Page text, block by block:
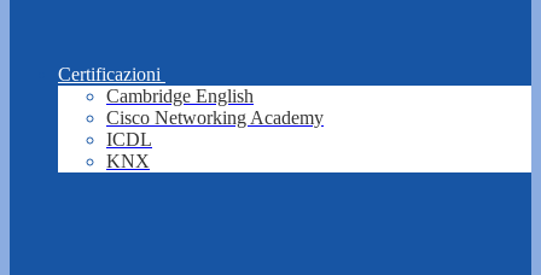
Certificazioni
Cambridge English
Cisco Networking Academy
ICDL
KNX